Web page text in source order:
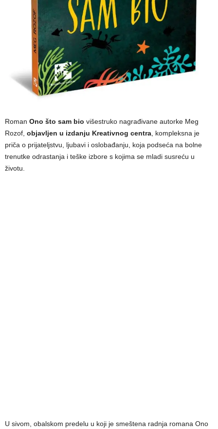
Roman Ono što sam bio višestruko nagrađivane autorke Meg
Rozof, objavljen u izdanju Kreativnog centra, kompleksna je
priča o prijateljstvu, ljubavi i oslobađanju, koja podseća na bolne
trenutke odrastanja i teške izbore s kojima se mladi susreću u
životu.
U sivom, obalskom predelu u koji je smeštena radnja romana Ono